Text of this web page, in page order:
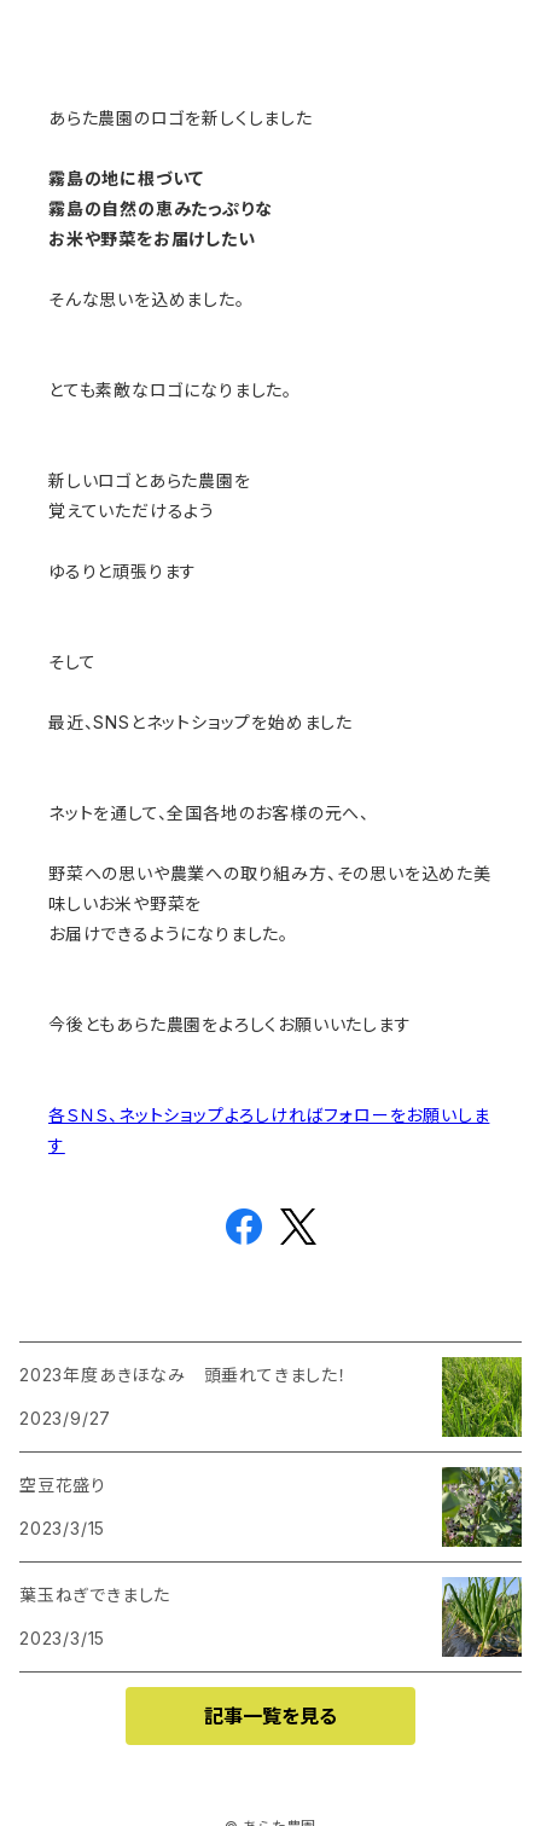
あらた農園のロゴを新しくしました
霧島の地に根づいて
霧島の自然の恵みたっぷりな
お米や野菜をお届けしたい
そんな思いを込めました。
とても素敵なロゴになりました。
新しいロゴとあらた農園を
覚えていただけるよう
ゆるりと頑張ります
そして
最近、SNSとネットショップを始めました
ネットを通して、全国各地のお客様の元へ、
野菜への思いや農業への取り組み方、その思いを込めた美
味しいお米や野菜を
お届けできるようになりました。
今後ともあらた農園をよろしくお願いいたします
各ＳＮＳ、ネットショップよろしければフォローをお願いしま
す
2023年度あきほなみ 頭垂れてきました！
2023/9/27
空豆花盛り
2023/3/15
葉玉ねぎできました
2023/3/15
記事一覧を見る